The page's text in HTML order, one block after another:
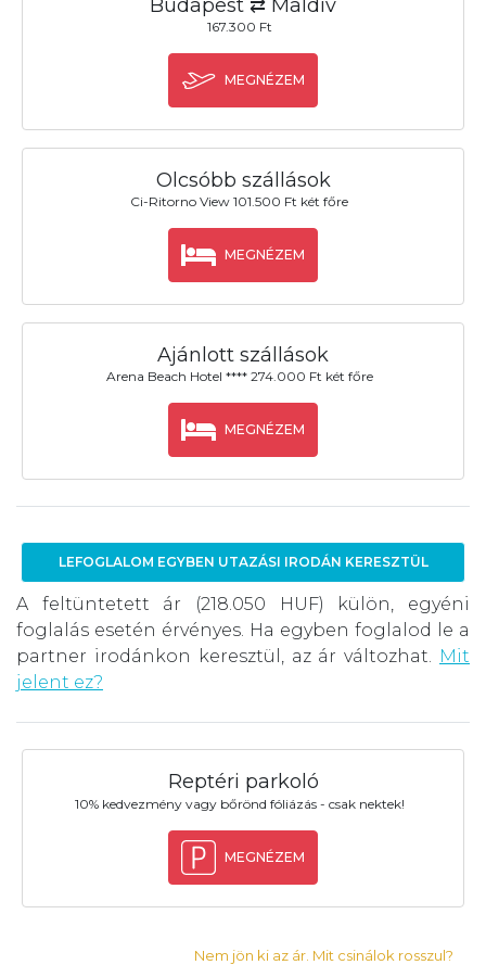
Budapest ⇄ Maldív
167.300 Ft
MEGNÉZEM
Olcsóbb szállások
Ci-Ritorno View 101.500 Ft két főre
MEGNÉZEM
Ajánlott szállások
Arena Beach Hotel **** 274.000 Ft két főre
MEGNÉZEM
LEFOGLALOM EGYBEN UTAZÁSI IRODÁN KERESZTÜL
A feltüntetett ár (218.050 HUF) külön, egyéni
foglalás esetén érvényes. Ha egyben foglalod le a
partner irodánkon keresztül, az ár változhat. Mit
jelent ez?
Reptéri parkoló
10% kedvezmény vagy bőrönd fóliázás - csak nektek!
MEGNÉZEM
Nem jön ki az ár. Mit csinálok rosszul?